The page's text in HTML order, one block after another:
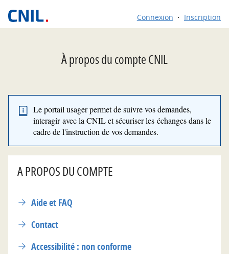
Connexion Inscription
À propos du compte CNIL
Le portail usager permet de suivre vos demandes,
interagir avec la CNIL et sécuriser les échanges dans le
cadre de l'instruction de vos demandes.
A PROPOS DU COMPTE
Aide et FAQ
Contact
Accessibilité : non conforme